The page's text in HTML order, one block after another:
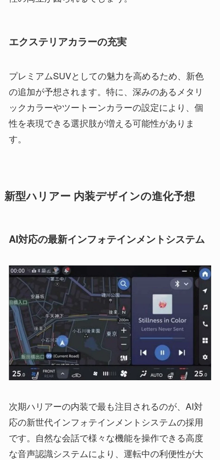
エクステリアカラーの充実
プレミアムSUVとしての魅力を高めるため、新色
の追加が予想されます。特に、深みのあるメタリ
ックカラーやツートーンカラーの設定により、個
性を表現できる選択肢が増える可能性がありま
す。
新型ハリアー 内装デザインの進化予想
AI対応の最新インフォテインメントシステム
次期ハリアーの内装で最も注目されるのが、AI対
応の新世代インフォテインメントシステムの採用
です。自然な会話で様々な機能を操作できる高度
な音声認識システムにより、運転中の利便性が大